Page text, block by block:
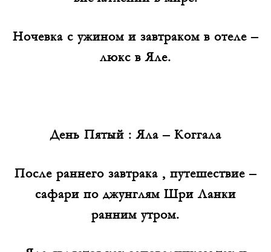
Ночевка с ужином и завтраком в отеле –
люкс в Яле.
День Пятый : Яла – Коггала
После раннего завтрака , путешествие –
сафари по джунглям Шри Ланки
ранним утром.